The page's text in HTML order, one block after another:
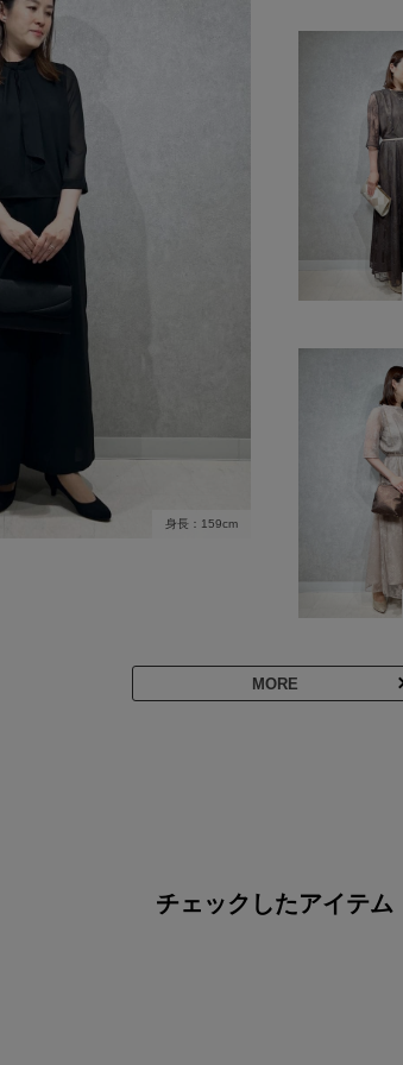
身長：159cm
MORE
チェックしたアイテム